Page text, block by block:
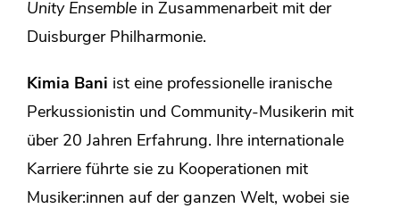
Unity Ensemble in Zusammenarbeit mit der
Duisburger Philharmonie.
Kimia Bani ist eine professionelle iranische
Perkussionistin und Community-Musikerin mit
über 20 Jahren Erfahrung. Ihre internationale
Karriere führte sie zu Kooperationen mit
Musiker:innen auf der ganzen Welt, wobei sie